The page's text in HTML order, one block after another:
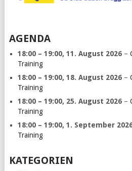
AGENDA
18:00 – 19:00, 11. August 2026–
Training
18:00 – 19:00, 18. August 2026–
Training
18:00 – 19:00, 25. August 2026–
Training
18:00 – 19:00, 1. September
Training
KATEGORIEN